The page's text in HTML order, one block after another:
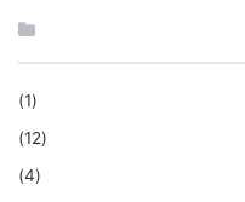
(1)
(12)
(4)